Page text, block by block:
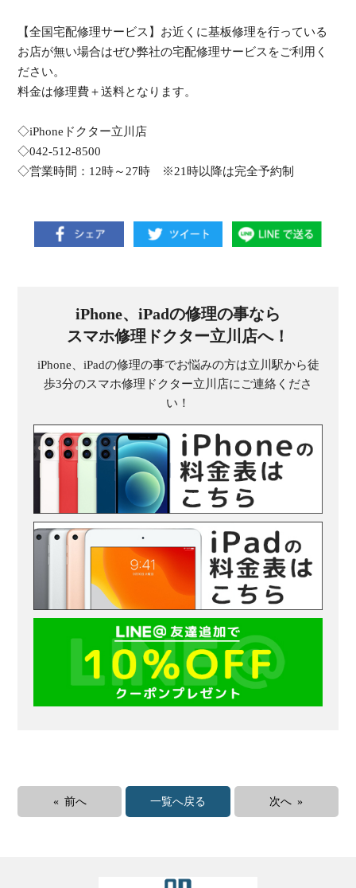
【全国宅配修理サービス】お近くに基板修理を行っている
お店が無い場合はぜひ弊社の宅配修理サービスをご利用く
ださい。
料金は修理費＋送料となります。
◇iPhoneドクター立川店
◇042-512-8500
◇営業時間：12時～27時 ※21時以降は完全予約制
iPhone、iPadの修理の事なら
スマホ修理ドクター立川店へ！
iPhone、iPadの修理の事でお悩みの方は立川駅から徒
歩3分のスマホ修理ドクター立川店にご連絡くださ
い！
« 前へ 一覧へ戻る 次へ »